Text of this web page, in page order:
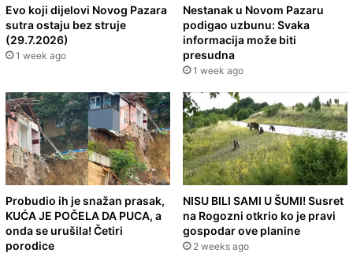
Evo koji dijelovi Novog Pazara
sutra ostaju bez struje
(29.7.2026)
1 week ago
Nestanak u Novom Pazaru
podigao uzbunu: Svaka
informacija može biti
presudna
1 week ago
Probudio ih je snažan prasak,
KUĆA JE POČELA DA PUCA, a
onda se urušila! Četiri
porodice
NISU BILI SAMI U ŠUMI! Susret
na Rogozni otkrio ko je pravi
gospodar ove planine
2 weeks ago